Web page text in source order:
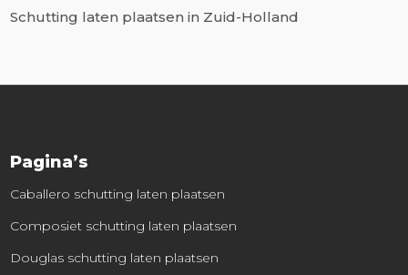
Schutting laten plaatsen in Zuid-Holland
Pagina’s
Caballero schutting laten plaatsen
Composiet schutting laten plaatsen
Douglas schutting laten plaatsen